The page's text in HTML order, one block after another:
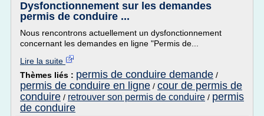
Dysfonctionnement sur les demandes
permis de conduire ...
Nous rencontrons actuellement un dysfonctionnement
concernant les demandes en ligne "Permis de...
Lire la suite
Thèmes liés : permis de conduire demande /
permis de conduire en ligne / cour de permis de
conduire / retrouver son permis de conduire / permis
de conduire